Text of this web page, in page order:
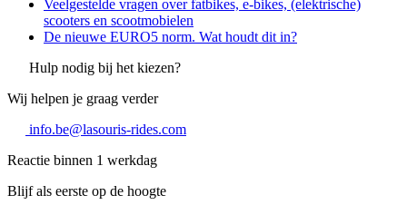
Veelgestelde vragen over fatbikes, e-bikes, (elektrische)
scooters en scootmobielen
De nieuwe EURO5 norm. Wat houdt dit in?
Hulp nodig bij het kiezen?
Wij helpen je graag verder
info.be@lasouris-rides.com
Reactie binnen 1 werkdag
Blijf als eerste op de hoogte